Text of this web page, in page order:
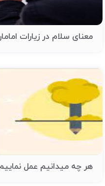
معنای سلام در زیارات امامان
هر چه ميدانيم عمل نماييم